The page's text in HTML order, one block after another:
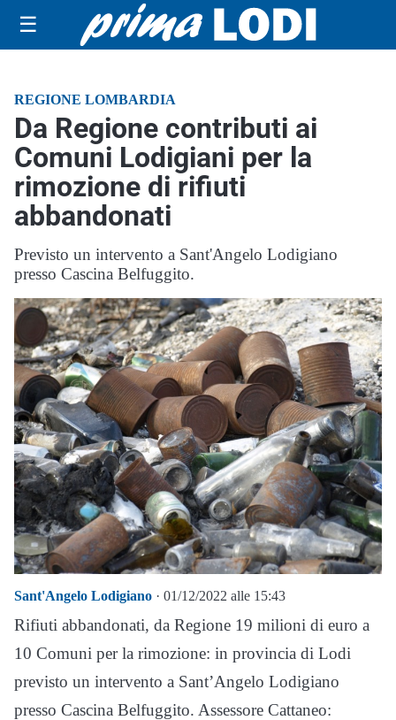
☰
REGIONE LOMBARDIA
Da Regione contributi ai
Comuni Lodigiani per la
rimozione di rifiuti
abbandonati
Previsto un intervento a Sant'Angelo Lodigiano
presso Cascina Belfuggito.
Sant'Angelo Lodigiano · 01/12/2022 alle 15:43
Rifiuti abbandonati, da Regione 19 milioni di euro a
10 Comuni per la rimozione: in provincia di Lodi
previsto un intervento a Sant’Angelo Lodigiano
presso Cascina Belfuggito. Assessore Cattaneo: